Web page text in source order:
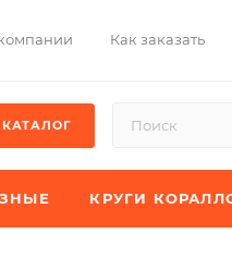
Как заказать
КАТАЛОГ
КРУГИ